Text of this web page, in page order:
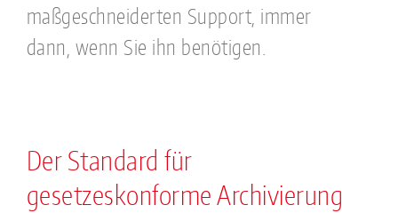
maßgeschneiderten Support, immer
dann, wenn Sie ihn benötigen.
Der Standard für
gesetzeskonforme Archivierung